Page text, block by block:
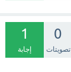
0
تصويتات
1
إجابة